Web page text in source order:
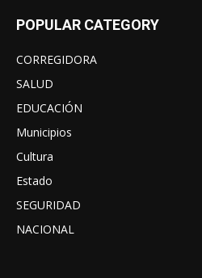
POPULAR CATEGORY
CORREGIDORA
SALUD
EDUCACIÓN
Municipios
Cultura
Estado
SEGURIDAD
NACIONAL